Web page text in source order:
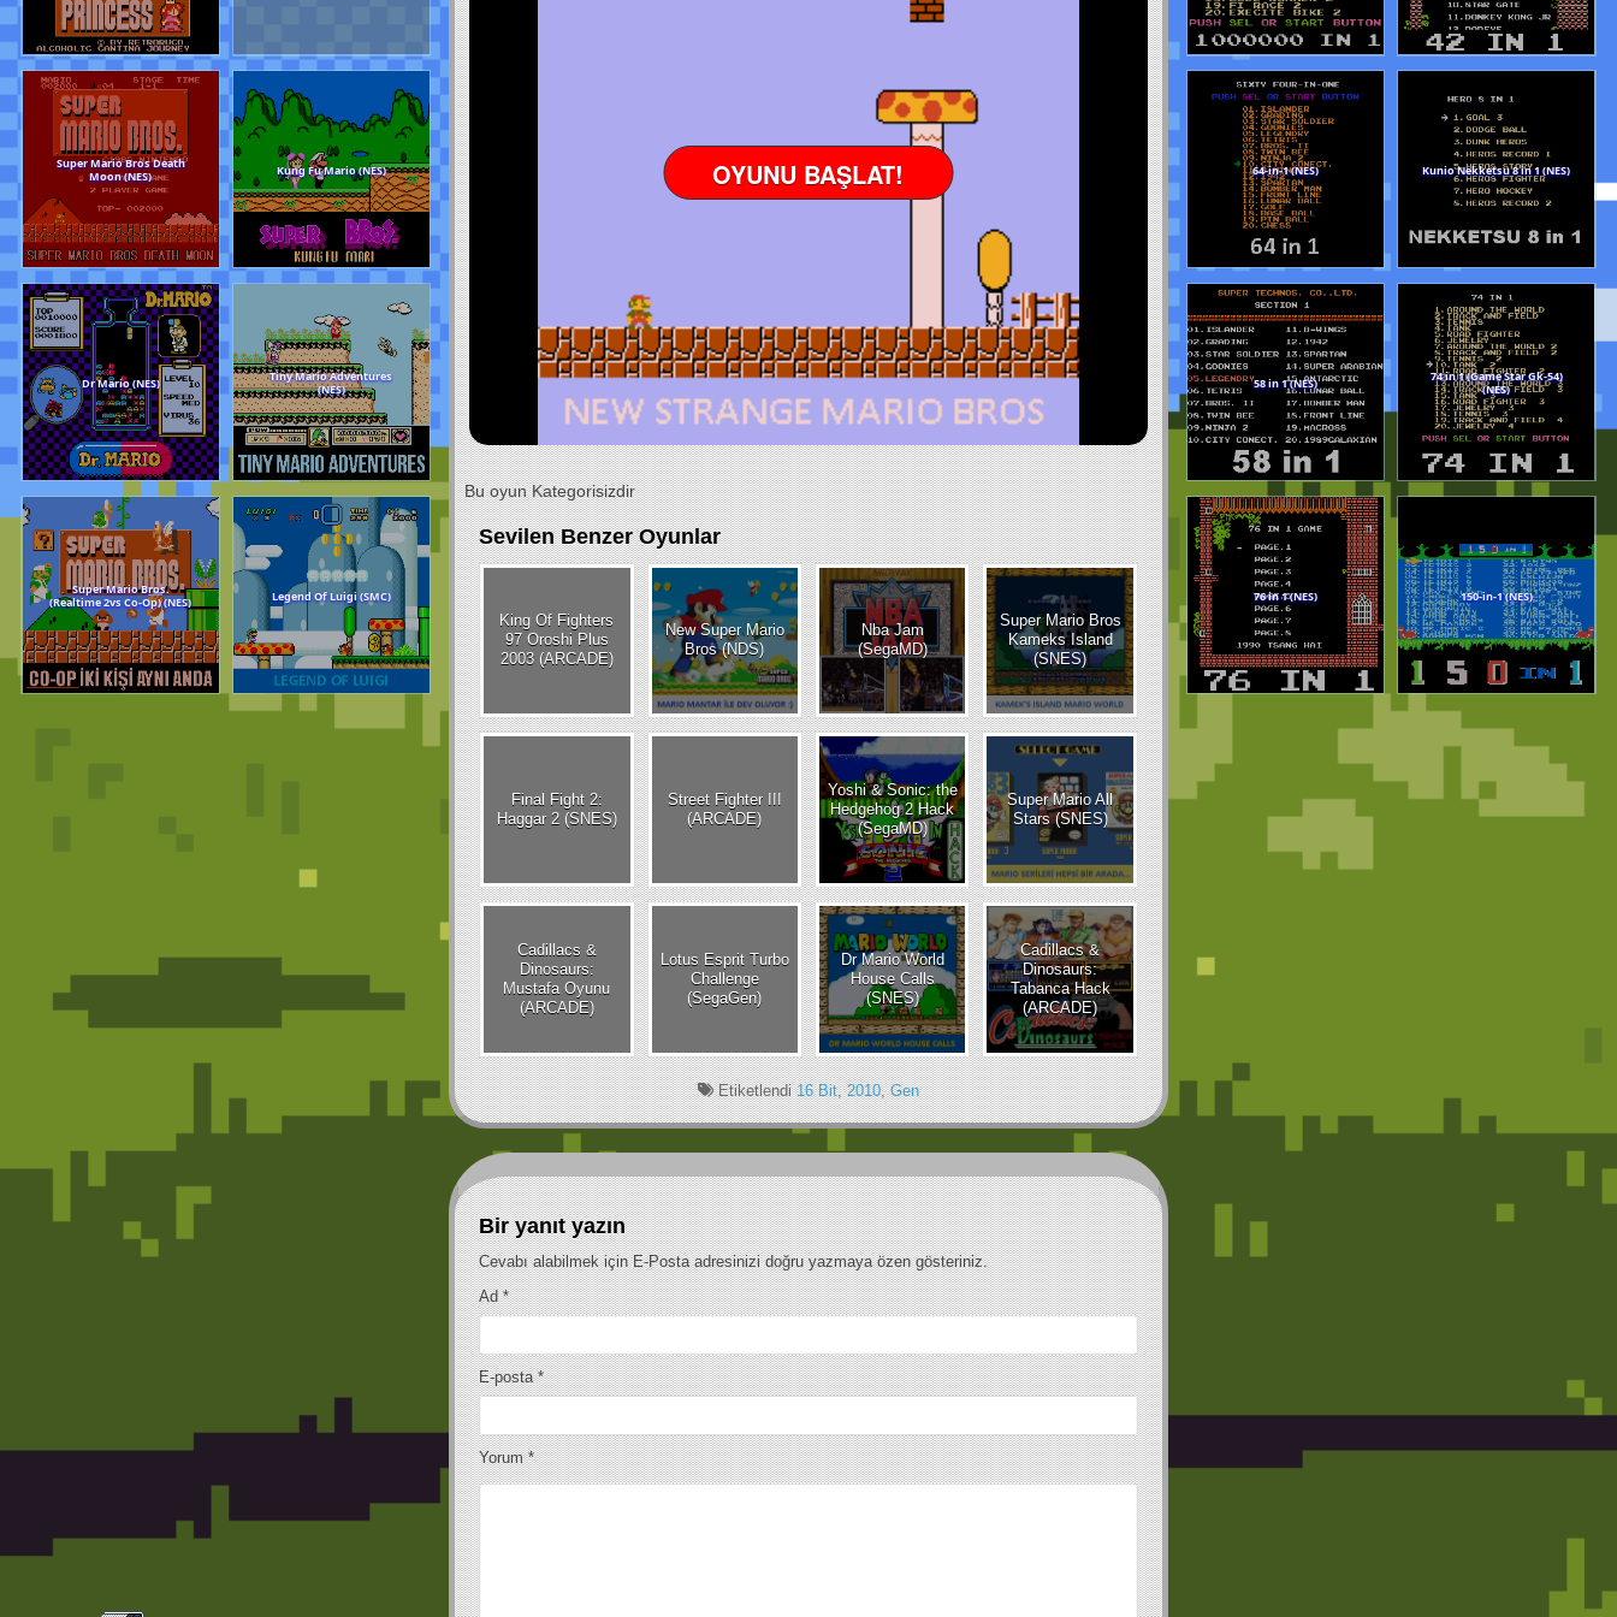
DISKS AYARLAR
OYUNU BAŞLAT!
Bu oyun Kategorisizdir
Sevilen Benzer Oyunlar
King Of Fighters
97 Oroshi Plus
2003 (ARCADE)
New Super Mario
Bros (NDS)
Nba Jam
(SegaMD)
Super Mario Bros
Kameks Island
(SNES)
Final Fight 2:
Haggar 2 (SNES)
Street Fighter III
(ARCADE)
Yoshi & Sonic: the
Hedgehog 2 Hack
(SegaMD)
Super Mario All
Stars (SNES)
Cadillacs &
Dinosaurs:
Mustafa Oyunu
(ARCADE)
Lotus Esprit Turbo
Challenge
(SegaGen)
Dr Mario World
House Calls
(SNES)
Cadillacs &
Dinosaurs:
Tabanca Hack
(ARCADE)
Etiketlendi16 Bit,2010,Gen
Bir yanıt yazın
Cevabı alabilmek için E-Posta adresinizi doğru yazmaya özen gösteriniz.
Ad*
E-posta*
Yorum*
Sarhoş Prensesler (MARIO)
(HACK)(NES)
Super Mario World 2:
Yoshi’s Island (SNES)
Super Mario Bros Death
Moon (NES)
Kung Fu Mario (NES)
Tiny Mario Adventures
(NES)
Legend Of Luigi (SMC)